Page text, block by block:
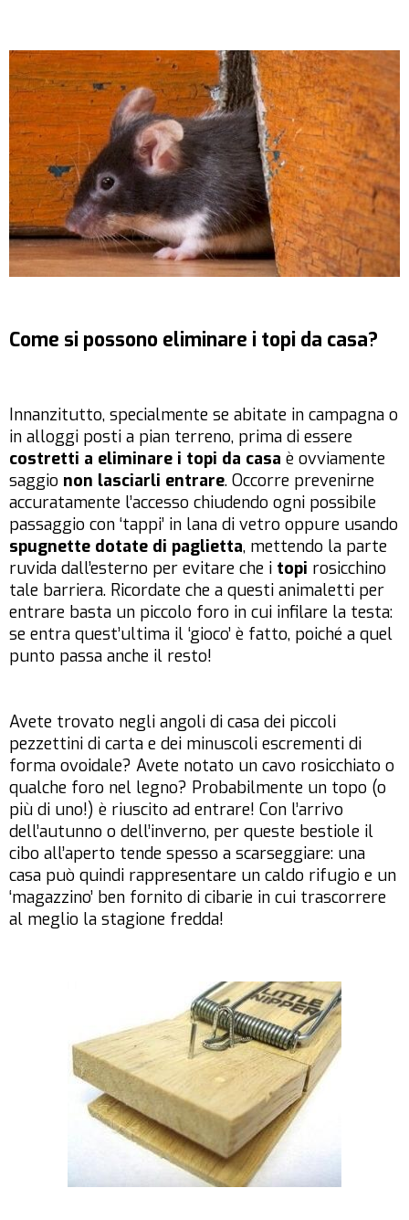
Come si possono eliminare i topi da casa?
Innanzitutto, specialmente se abitate in campagna o
in alloggi posti a pian terreno, prima di essere
costretti a eliminare i topi da casa è ovviamente
saggio non lasciarli entrare. Occorre prevenirne
accuratamente l’accesso chiudendo ogni possibile
passaggio con ‘tappi’ in lana di vetro oppure usando
spugnette dotate di paglietta, mettendo la parte
ruvida dall’esterno per evitare che i topi rosicchino
tale barriera. Ricordate che a questi animaletti per
entrare basta un piccolo foro in cui infilare la testa:
se entra quest’ultima il ‘gioco’ è fatto, poiché a quel
punto passa anche il resto!
Avete trovato negli angoli di casa dei piccoli
pezzettini di carta e dei minuscoli escrementi di
forma ovoidale? Avete notato un cavo rosicchiato o
qualche foro nel legno? Probabilmente un topo (o
più di uno!) è riuscito ad entrare! Con l’arrivo
dell’autunno o dell’inverno, per queste bestiole il
cibo all’aperto tende spesso a scarseggiare: una
casa può quindi rappresentare un caldo rifugio e un
‘magazzino’ ben fornito di cibarie in cui trascorrere
al meglio la stagione fredda!